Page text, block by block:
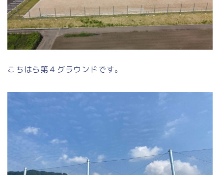
こちはら第４グラウンドです。